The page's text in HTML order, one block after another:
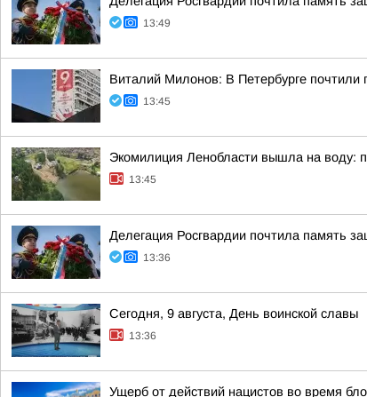
13:49
Виталий Милонов: В Петербурге почтили
13:45
Экомилиция Ленобласти вышла на воду:
13:45
Делегация Росгвардии почтила память
13:36
Сегодня, 9 августа, День воинской славы
13:36
Ущерб от действий нацистов во время